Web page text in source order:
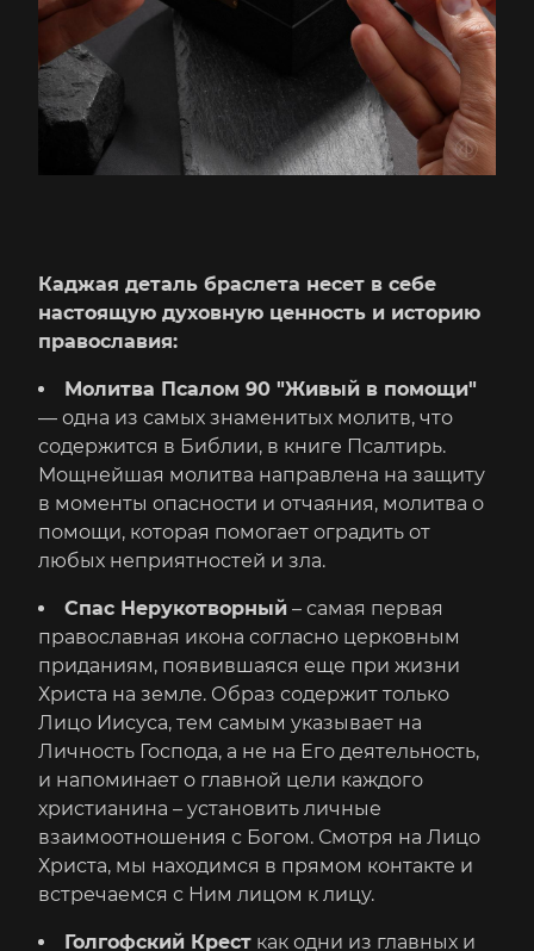
Каджая деталь браслета несет в себе
настоящую духовную ценность и историю
православия:
Молитва Псалом 90 "Живый в помощи"
— одна из самых знаменитых молитв, что
содержится в Библии, в книге Псалтирь.
Мощнейшая молитва направлена на защиту
в моменты опасности и отчаяния, молитва о
помощи, которая помогает оградить от
любых неприятностей и зла.
Спас Нерукотворный – самая первая
православная икона согласно церковным
приданиям, появившаяся еще при жизни
Христа на земле. Образ содержит только
Лицо Иисуса, тем самым указывает на
Личность Господа, а не на Его деятельность,
и напоминает о главной цели каждого
христианина – установить личные
взаимоотношения с Богом. Смотря на Лицо
Христа, мы находимся в прямом контакте и
встречаемся с Ним лицом к лицу.
Голгофский Крест как одни из главных и